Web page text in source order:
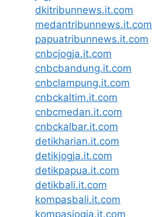
dkitribunnews.it.com
medantribunnews.it.com
papuatribunnews.it.com
cnbcjogja.it.com
cnbcbandung.it.com
cnbclampung.it.com
cnbckaltim.it.com
cnbcmedan.it.com
cnbckalbar.it.com
detikharian.it.com
detikjogja.it.com
detikpapua.it.com
detikbali.it.com
kompasbali.it.com
kompasjogja.it.com